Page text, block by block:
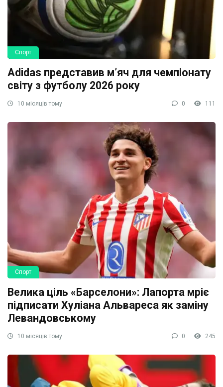
Спорт
Adidas представив м’яч для чемпіонату
світу з футболу 2026 року
10 місяців тому 0 111
Спорт
Велика ціль «Барселони»: Лапорта мріє
підписати Хуліана Альвареса як заміну
Левандовському
10 місяців тому 0 245